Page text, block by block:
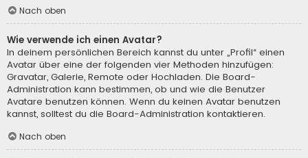
Nach oben
Wie verwende ich einen Avatar?
In deinem persönlichen Bereich kannst du unter „Profil“ einen
Avatar über eine der folgenden vier Methoden hinzufügen:
Gravatar, Galerie, Remote oder Hochladen. Die Board-
Administration kann bestimmen, ob und wie die Benutzer
Avatare benutzen können. Wenn du keinen Avatar benutzen
kannst, solltest du die Board-Administration kontaktieren.
Nach oben